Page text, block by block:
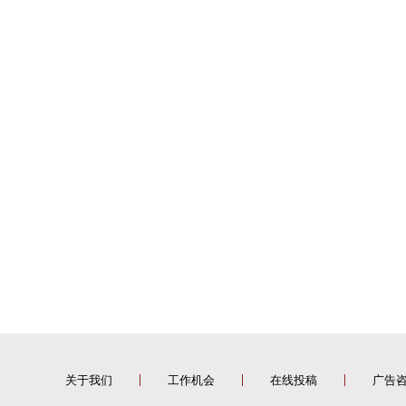
关于我们 工作机会 在线投稿 广告